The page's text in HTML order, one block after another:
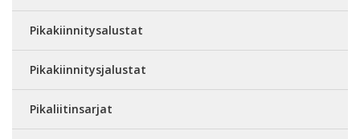
Pikakiinnitysalustat
Pikakiinnitysjalustat
Pikaliitinsarjat